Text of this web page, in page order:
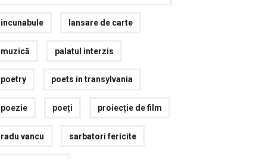
incunabule lansare de carte
muzică palatul interzis
poetry poets in transylvania
poezie poeți proiecție de film
radu vancu sarbatori fericite